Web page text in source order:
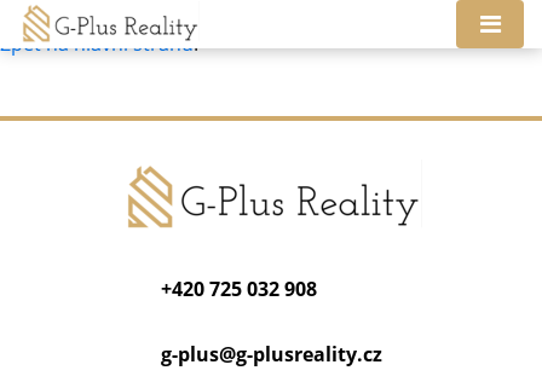
Tato nemovitost neexistuje, již nejspíš byla smazána.
Zpět na hlavní stranu.
+420 725 032 908
g-plus@g-plusreality.cz